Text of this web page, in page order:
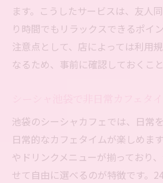
ます。こうしたサービスは、友人
り時間でもリラックスできるポイ
注意点として、店によっては利用
なるため、事前に確認しておくこと
池袋のシーシャカフェでは、日常
日常的なカフェタイムが楽しめま
やドリンクメニューが揃っており
せて自由に選べるのが特徴です。